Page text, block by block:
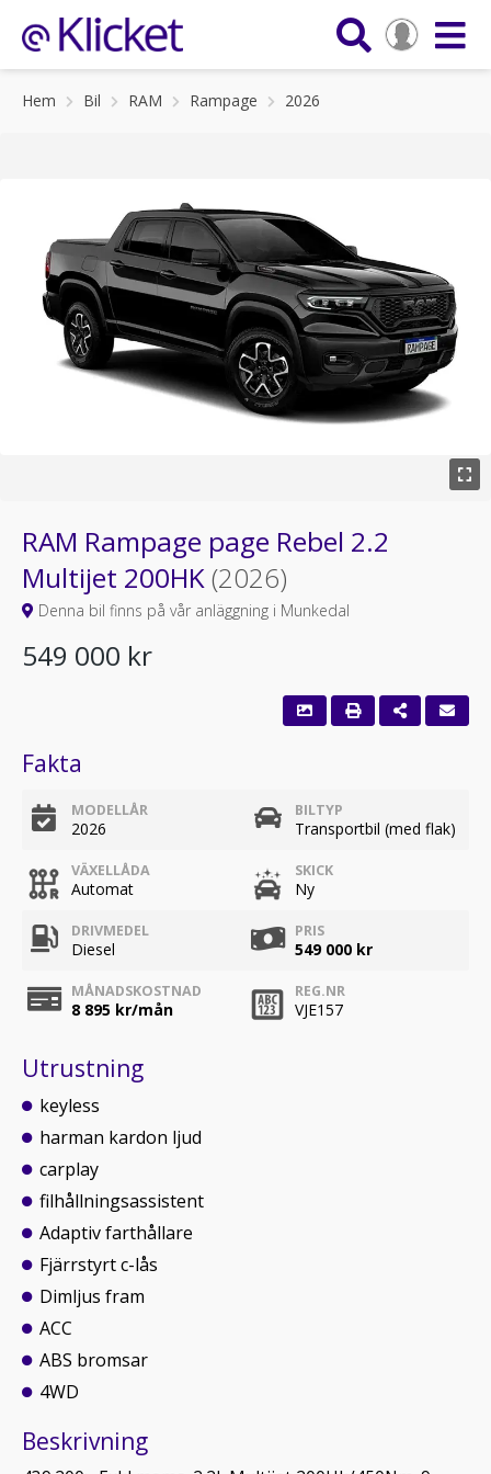
Hem Bil RAM Rampage 2026
RAM Rampage page Rebel 2.2
Multijet 200HK(2026)
Denna bil finns på vår anläggning i Munkedal
549 000 kr
Fakta
MODELLÅR
2026
BILTYP
Transportbil (med flak)
VÄXELLÅDA
Automat
SKICK
Ny
DRIVMEDEL
Diesel
PRIS
549 000 kr
MÅNADSKOSTNAD
8 895 kr/mån
REG.NR
VJE157
Utrustning
keyless
harman kardon ljud
carplay
filhållningsassistent
Adaptiv farthållare
Fjärrstyrt c-lås
Dimljus fram
ACC
ABS bromsar
4WD
Beskrivning